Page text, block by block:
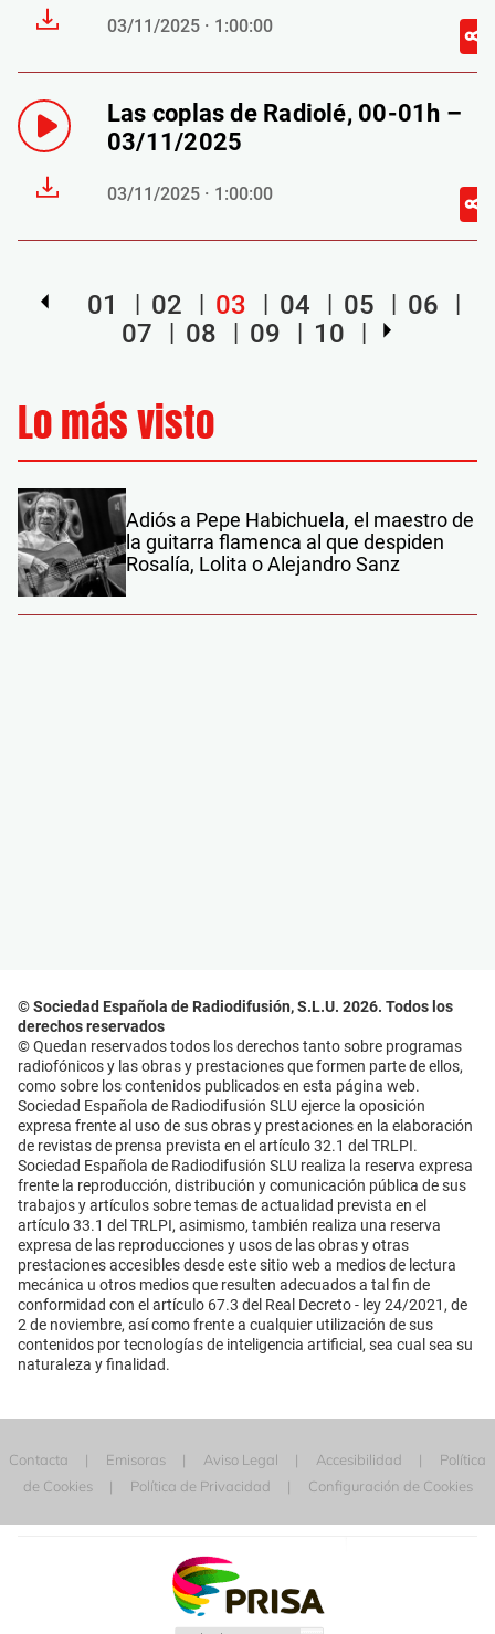
03/11/2025 · 1:00:00
Las coplas de Radiolé, 00-01h –
03/11/2025
03/11/2025 · 1:00:00
01 02 03 04 05
06
07
08 09 10
Lo más visto
Adiós a Pepe Habichuela, el maestro de
la guitarra flamenca al que despiden
Rosalía, Lolita o Alejandro Sanz
© Sociedad Española de Radiodifusión, S.L.U. 2026. Todos los
derechos reservados
© Quedan reservados todos los derechos tanto sobre programas
radiofónicos y las obras y prestaciones que formen parte de ellos,
como sobre los contenidos publicados en esta página web.
Sociedad Española de Radiodifusión SLU ejerce la oposición
expresa frente al uso de sus obras y prestaciones en la elaboración
de revistas de prensa prevista en el artículo 32.1 del TRLPI.
Sociedad Española de Radiodifusión SLU realiza la reserva expresa
frente la reproducción, distribución y comunicación pública de sus
trabajos y artículos sobre temas de actualidad prevista en el
artículo 33.1 del TRLPI, asimismo, también realiza una reserva
expresa de las reproducciones y usos de las obras y otras
prestaciones accesibles desde este sitio web a medios de lectura
mecánica u otros medios que resulten adecuados a tal fin de
conformidad con el artículo 67.3 del Real Decreto - ley 24/2021, de
2 de noviembre, así como frente a cualquier utilización de sus
contenidos por tecnologías de inteligencia artificial, sea cual sea su
naturaleza y finalidad.
Contacta Emisoras Aviso Legal Accesibilidad
Política
de Cookies
Política de Privacidad Configuración de Cookies